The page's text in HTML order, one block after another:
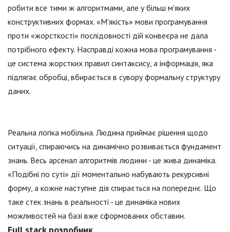
робити все тими ж алгоритмами, але у більш м'яких
конструктивних формах. «М'якість» мови програмування
проти «жорсткості» послідовності дій конвеєра не дала
потрібного ефекту. Насправді кожна мова програмування -
це система жорстких правил синтаксису, а інформація, яка
підлягає обробці, вбирається в сувору формальну структуру
даних.
Реальна логіка мобільна. Людина приймає рішення щодо
ситуації, спираючись на динамічно розвивається фундамент
знань. Весь арсенал алгоритмів людини - це жива динаміка.
«Подібні по суті» дії моментально набувають рекурсивні
форму, а кожне наступне дія спирається на попереднє. Що
таке стек знань в реальності - це динаміка нових
можливостей на базі вже сформованих обставин.